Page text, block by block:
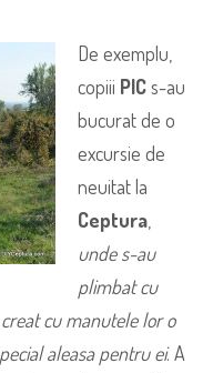
De exemplu,
copiii PICs-au
bucurat de o
excursie de
neuitat la
Ceptura
unde s-au
plimbat cu
cu manutele lor o
aleasa pentru ei. A